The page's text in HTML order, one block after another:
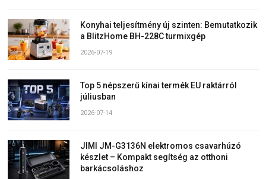
Konyhai teljesítmény új szinten: Bemutatkozik
a BlitzHome BH-228C turmixgép
2026-07-19
Top 5 népszerű kínai termék EU raktárról
júliusban
2026-07-14
JIMI JM-G3136N elektromos csavarhúzó
készlet – Kompakt segítség az otthoni
barkácsoláshoz